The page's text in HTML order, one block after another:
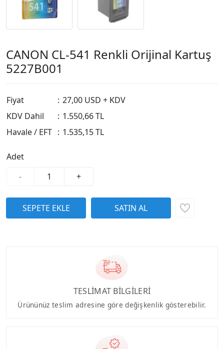
CANON CL-541 Renkli Orijinal Kartuş
5227B001
Fiyat : 27,00 USD + KDV
KDV Dahil
: 1.550,66 TL
Havale / EFT : 1.535,15 TL
Adet
-
+
TESLİMAT BİLGİLERİ
Ürününüz teslim adresine göre değişkenlik gösterebilir.